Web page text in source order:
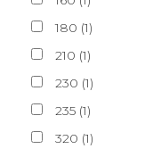
180 (1)
210 (1)
230 (1)
235 (1)
320 (1)